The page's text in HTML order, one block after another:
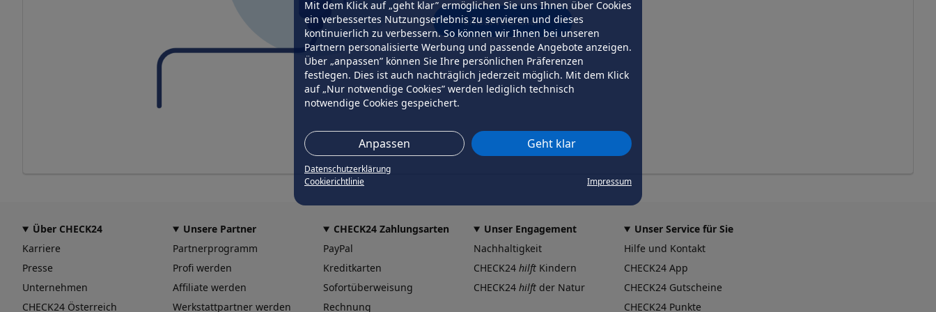
Mit dem Klick auf „geht klar” ermöglichen Sie uns Ihnen über Cookies
ein verbessertes Nutzungserlebnis zu servieren und dieses
kontinuierlich zu verbessern. So können wir Ihnen bei unseren
Partnern personalisierte Werbung und passende Angebote anzeigen.
Über „anpassen” können Sie Ihre persönlichen Präferenzen
festlegen. Dies ist auch nachträglich jederzeit möglich. Mit dem Klick
auf „Nur notwendige Cookies” werden lediglich technisch
notwendige Cookies gespeichert.
Anpassen Geht klar
Datenschutzerklärung
Cookierichtlinie
Impressum
erneut versuchen
Über CHECK24
Karriere
Presse
Unternehmen
CHECK24 Österreich
Unsere Partner
Partnerprogramm
Profi werden
Affiliate werden
Werkstattpartner werden
CHECK24 Zahlungsarten
PayPal
Kreditkarten
Sofortüberweisung
Rechnung
Unser Engagement
Nachhaltigkeit
CHECK24 hilft Kindern
CHECK24 hilft der Natur
Unser Service für Sie
Hilfe und Kontakt
CHECK24 App
CHECK24 Gutscheine
CHECK24 Punkte